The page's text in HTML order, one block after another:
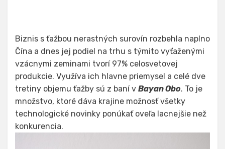
Biznis s ťažbou nerastných surovín rozbehla naplno
Čína a dnes jej podiel na trhu s týmito vyťaženými
vzácnymi zeminami tvorí 97% celosvetovej
produkcie. Využíva ich hlavne priemysel a celé dve
tretiny objemu ťažby sú z baní v Bayan Obo. To je
množstvo, ktoré dáva krajine možnosť všetky
technologické novinky ponúkať oveľa lacnejšie než
konkurencia.